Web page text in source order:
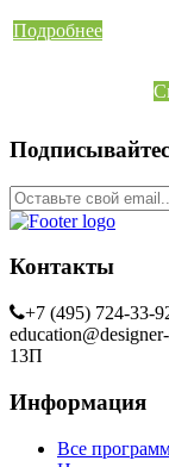
Подробнее
Контакты
+7 (495) 724-33-
13П
Информация
Все